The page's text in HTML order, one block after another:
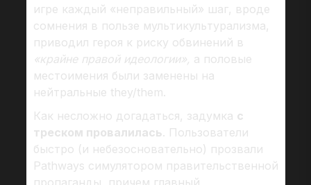
игре каждый «неправильный» шаг, вроде
сомнения в пользе мультикультурализма,
приводил героя к риску обвинений в
«крайне правой идеологии», а половые
местоимения были заменены на
нейтральные they/them.
Как несложно догадаться, задумка с
треском провалилась. Пользователи
быстро (и небезосновательно) прозвали
Pathways симулятором правительственной
пропаганды, причем главный